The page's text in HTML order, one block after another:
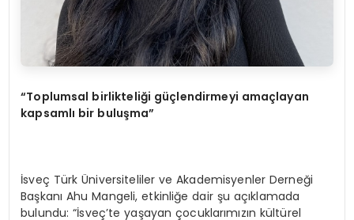
“Toplumsal birlikteliği güçlendirmeyi amaçlayan
kapsamlı bir buluşma”
İsveç Türk Üniversiteliler ve Akademisyenler Derneği
Başkanı Ahu Mangeli, etkinliğe dair şu açıklamada
bulundu: “İsveç’te yaşayan çocuklarımızın kültürel